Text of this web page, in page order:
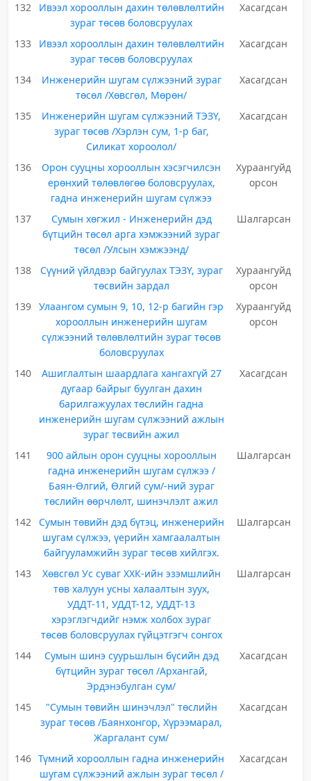
132
Ивээл хорооллын дахин төлөвлөлтийн
зураг төсөв боловсруулах
Хасагдсан
133
Ивээл хорооллын дахин төлөвлөлтийн
зураг төсөв боловсруулах
Хасагдсан
134
Инженерийн шугам сүлжээний зураг
төсөл /Хөвсгөл, Мөрөн/
Хасагдсан
135
Инженерийн шугам сүлжээний ТЭЗҮ,
зураг төсөв /Хэрлэн сум, 1-р баг,
Силикат хороолол/
Хасагдсан
136
Орон сууцны хорооллын хэсэгчилсэн
ерөнхий төлөвлөгөө боловсруулах,
гадна инженерийн шугам сүлжээ
Хураангуйд
орсон
137
Сумын хөгжил - Инженерийн дэд
бүтцийн төсөл арга хэмжээний зураг
төсөл /Улсын хэмжээнд/
Шалгарсан
138
Сүүний үйлдвэр байгуулах ТЭЗҮ, зураг
төсвийн зардал
Хураангуйд
орсон
139 Улаангом сумын 9, 10, 12-р багийн гэр
хорооллын инженерийн шугам
сүлжээний төлөвлөлтийн зураг төсөв
боловсруулах
Хураангуйд
орсон
140
Ашиглалтын шаардлага хангахгүй 27
дугаар байрыг буулган дахин
барилгажуулах төслийн гадна
инженерийн шугам сүлжээний ажлын
зураг төсвийн ажил
Хасагдсан
141
900 айлын орон сууцны хорооллын
гадна инженерийн шугам сүлжээ /
Баян-Өлгий, Өлгий сум/-ний зураг
төслийн өөрчлөлт, шинэчлэлт ажил
Шалгарсан
142
Сумын төвийн дэд бүтэц, инженерийн
шугам сүлжээ, үерийн хамгаалалтын
байгууламжийн зураг төсөв хийлгэх.
Шалгарсан
143
Хөвсгөл Ус суваг ХХК-ийн эзэмшлийн
төв халуун усны халаалтын зуух,
УДДТ-11, УДДТ-12, УДДТ-13
хэрэглэгчдийг нэмж холбох зураг
төсөв боловсруулах гүйцэтгэгч сонгох
Шалгарсан
144
Сумын шинэ суурьшлын бүсийн дэд
бүтцийн зураг төсөл /Архангай,
Эрдэнэбулган сум/
Хасагдсан
145
"Сумын төвийн шинэчлэл" төслийн
зураг төсөв /Баянхонгор, Хүрээмарал,
Жаргалант сум/
Хасагдсан
146 Түмний хорооллын гадна инженерийн
шугам сүлжээний ажлын зураг төсөл /
Хасагдсан